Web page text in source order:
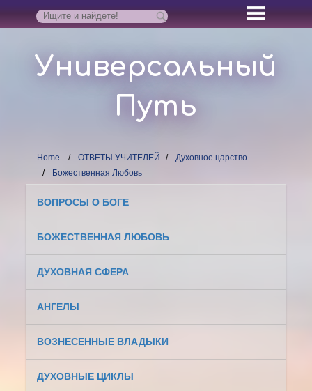
Универсальный
Путь
Home ОТВЕТЫ УЧИТЕЛЕЙ
Духовное царство
Божественная Любовь
ВОПРОСЫ О БОГЕ
БОЖЕСТВЕННАЯ ЛЮБОВЬ
ДУХОВНАЯ СФЕРА
АНГЕЛЫ
ВОЗНЕСЕННЫЕ ВЛАДЫКИ
ДУХОВНЫЕ ЦИКЛЫ